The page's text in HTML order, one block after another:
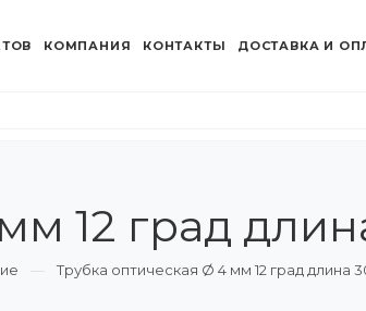
КОМПАНИЯ КОНТАКТЫ ДОСТАВКА И
12 град
Трубка оптическая Ø 4 мм 12 град длина